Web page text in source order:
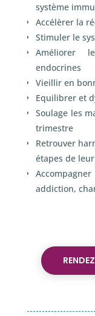
système
Accélèrer la
Stimuler le
Améliorer
endocrines
Vieillir en
Equilibrer et
Soulage les
trimestre
Retrouver
étapes de
addiction,